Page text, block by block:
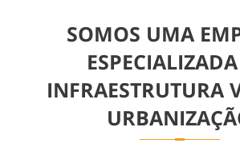
ConservaçãoSOMOS UMA
INFRAESTRUTURA